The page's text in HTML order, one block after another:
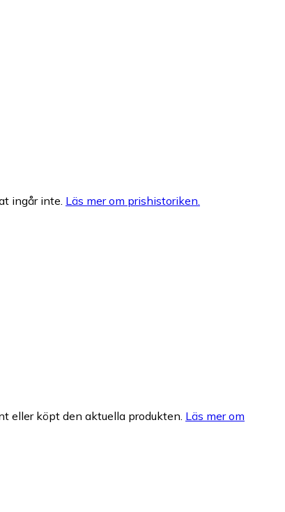
ingår inte. Läs mer om prishistoriken.
eller köpt den aktuella produkten. Läs mer om